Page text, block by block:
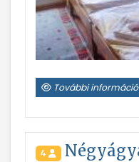
További információ
4